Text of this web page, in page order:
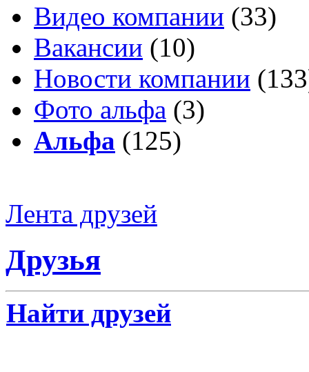
Видео компании (33)
Вакансии (10)
Новости компании
Фото альфа (3)
Альфа (125)
Лента друзей
Друзья
Найти друзей